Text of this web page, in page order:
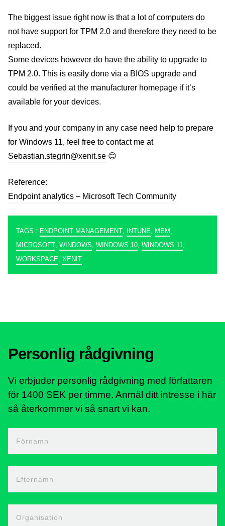
The biggest issue right now is that a lot of computers do
not have support for TPM 2.0 and therefore they need to be
replaced.
Some devices however do have the ability to upgrade to
TPM 2.0. This is easily done via a BIOS upgrade and
could be verified at the manufacturer homepage if it’s
available for your devices.
If you and your company in any case need help to prepare
for Windows 11, feel free to contact me at
Sebastian.stegrin@xenit.se 😊
Reference:
Endpoint analytics – Microsoft Tech Community
TAGS : ENDPOINT MANAGEMENT INTUNE MEM
MICROSOFT WINDOWS WINDOWS 10 WINDOWS 11
WORKSPACE XENIT
Personlig rådgivning
Vi erbjuder personlig rådgivning med författaren
för 1400 SEK per timme. Anmäl ditt intresse i här
så återkommer vi så snart vi kan.
Förnamn
Efternamn
Organisation